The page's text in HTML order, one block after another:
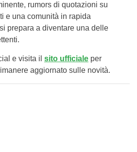
rumors di quotazioni su
e una comunità in rapida
prepara a diventare una delle
e visita il sito ufficiale per
aggiornato sulle novità.